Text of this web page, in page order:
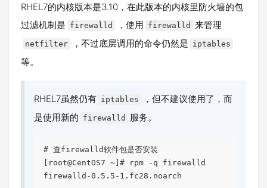
RHEL7的内核版本是3.10，在此版本的内核里防火墙的包
过滤机制是 firewalld ，使用 firewalld 来管理
netfilter ，不过底层调用的命令仍然是 iptables
等。
RHEL7虽然仍有 iptables
，但不建议使用了，而
是使用新的 firewalld 服务。
# 查firewalld软件包是否安装
[root@CentOS7 ~]# rpm -q firewalld